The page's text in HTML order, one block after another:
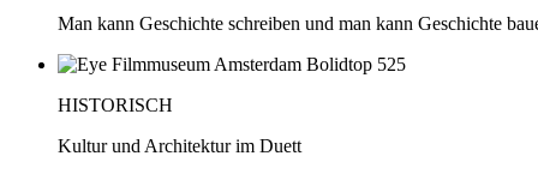
Man kann Geschichte schreiben und man kann Geschichte
HISTORISCH
Kultur und Architektur im Duett